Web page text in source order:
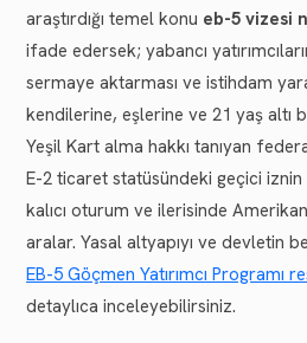
araştırdığı temel konu eb-5 vizesi
ifade edersek; yabancı
sermaye aktarması ve istihdam
kendilerine, eşlerine ve 21 yaş altı
Yeşil Kart alma hakkı tanıyan
E-2 ticaret statüsündeki geçici
kalıcı oturum ve ilerisinde Amerikan
aralar. Yasal altyapıyı ve devletin
EB-5 Göçmen Yatırımcı Programı
detaylıca inceleyebilirsiniz.